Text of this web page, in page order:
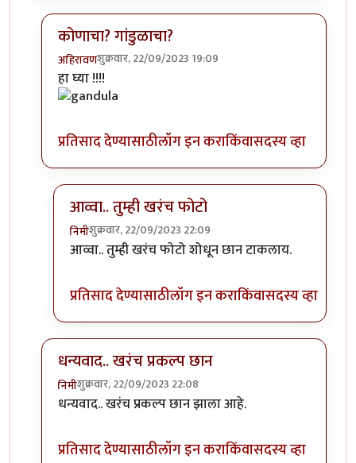
कोणाचा? गांडुळाचा?
अहिरावणशुक्रवार, 22/09/2023 19:09
In reply to
हा घ्या !!!!
प्रतिसाद देण्यासाठीलॉग इन कराकिंवासदस्य व्हा
आव्वा.. तुम्ही खरंच फोटो
निमीशुक्रवार, 22/09/2023 22:09
In reply toकोणाचा? गांडुळाचा?byअहिरावण
आव्वा.. तुम्ही खरंच फोटो शोधून छान टाकलाय.
प्रतिसाद देण्यासाठीलॉग इन कराकिंवासदस्य व्हा
धन्यवाद.. खरंच प्रकल्प छान
निमीशुक्रवार, 22/09/2023 22:08
In reply toएखादा फोटो पाहिजे होता.by
धन्यवाद.. खरंच प्रकल्प छान झाला आहे.
प्रतिसाद देण्यासाठीलॉग इन कराकिंवासदस्य व्हा